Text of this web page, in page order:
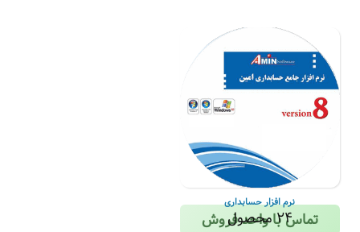
نرم افزار حسابداری
24 محصول
تماس با واحد فروش